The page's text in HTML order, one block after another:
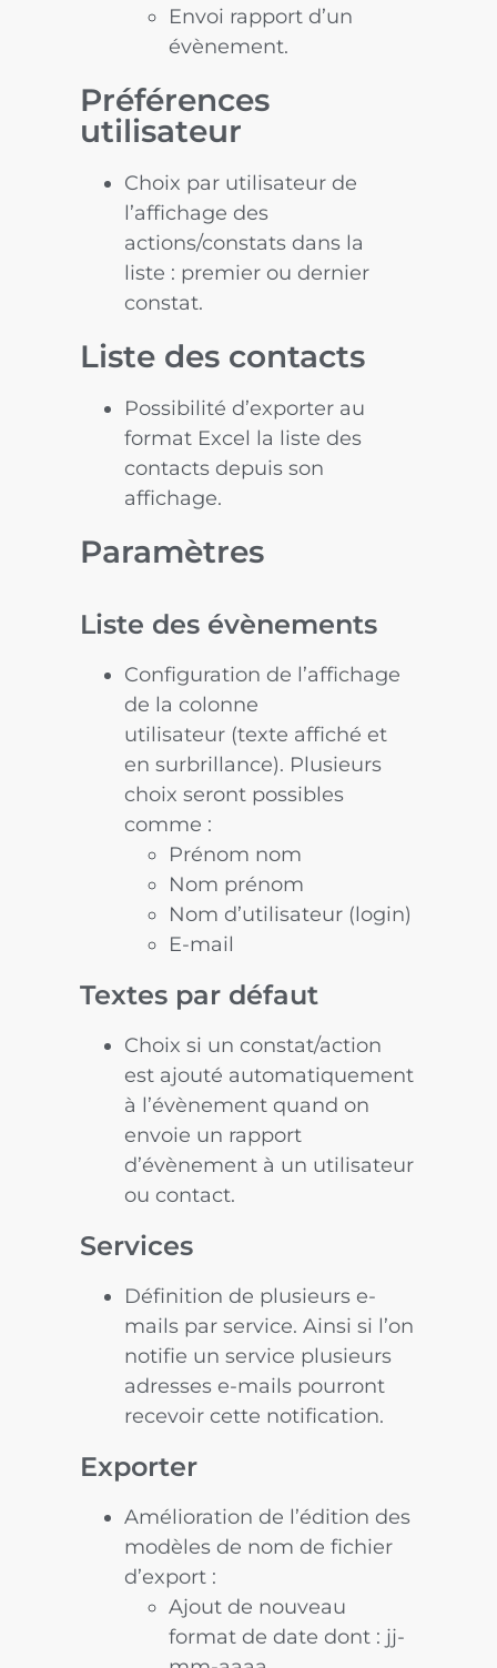
Envoi rapport d’un
évènement.
Préférences
utilisateur
Choix par utilisateur de
l’affichage des
actions/constats dans la
liste : premier ou dernier
constat.
Liste des contacts
Possibilité d’exporter au
format Excel la liste des
contacts depuis son
affichage.
Paramètres
Liste des évènements
Configuration de l’affichage
de la colonne
utilisateur (texte affiché et
en surbrillance). Plusieurs
choix seront possibles
comme :
Prénom nom
Nom prénom
Nom d’utilisateur (login)
E-mail
Textes par défaut
Choix si un constat/action
est ajouté automatiquement
à l’évènement quand on
envoie un rapport
d’évènement à un utilisateur
ou contact.
Services
Définition de plusieurs e-
mails par service. Ainsi si l’on
notifie un service plusieurs
adresses e-mails pourront
recevoir cette notification.
Exporter
Amélioration de l’édition des
modèles de nom de fichier
d’export :
Ajout de nouveau
format de date dont : jj-